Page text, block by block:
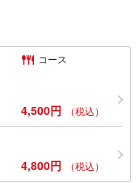
コース
4,500円 （税込）
4,800円 （税込）